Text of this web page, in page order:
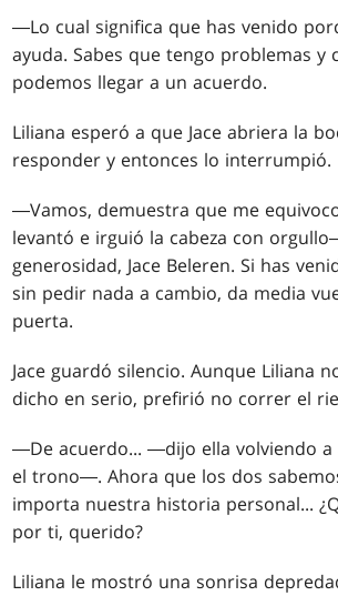
―Lo cual significa que has venido
ayuda. Sabes que tengo problemas y
podemos llegar a un acuerdo.
Liliana esperó a que Jace abriera la
responder y entonces lo interrumpió.
―Vamos, demuestra que me
levantó e irguió la cabeza con
generosidad, Jace Beleren. Si has
sin pedir nada a cambio, da media
puerta.
Jace guardó silencio. Aunque Liliana
dicho en serio, prefirió no correr el
―De acuerdo... ―dijo ella volviendo a
el trono―. Ahora que los dos
importa nuestra historia personal...
por ti, querido?
Liliana le mostró una sonrisa